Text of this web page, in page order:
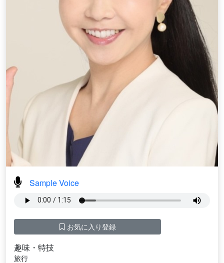
Sample Voice
お気に入り登録
趣味・特技
旅行